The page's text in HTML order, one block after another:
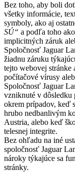
Bez toho, aby boli
všetky informácie,
symboly, ako aj
SÚ“ a podľa toho
implicitných záruk
Spoločnosť Jaguar
žiadnu záruku
tejto webovej stránke
počítačové vírusy
Spoločnosť Jaguar
vzniknuté v dôsledku
okrem prípadov, keď
hrubo nedbanlivým
Austria, alebo keď
telesnej integrite.
Bez ohľadu na iné
spoločnosť Jaguar
nároky týkajúce sa
stránky.